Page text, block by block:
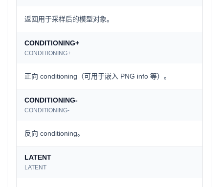
返回用于采样后的模型对象。
CONDITIONING+
CONDITIONING+
正向 conditioning（可用于嵌入 PNG info 等）。
CONDITIONING-
CONDITIONING-
反向 conditioning。
LATENT
LATENT